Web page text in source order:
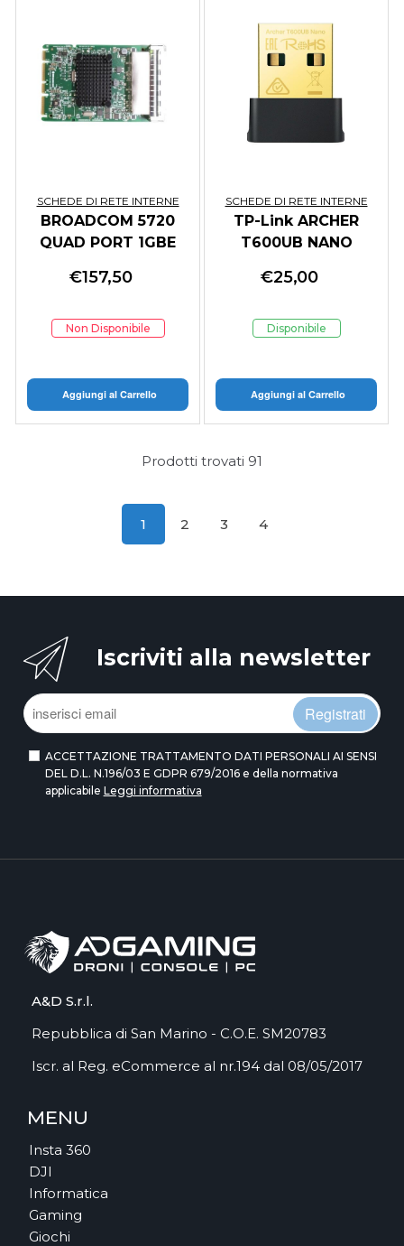
SCHEDE DI RETE INTERNE
BROADCOM 5720
QUAD PORT 1GBE
€157,50
Non Disponibile
Aggiungi al Carrello
SCHEDE DI RETE INTERNE
TP-Link ARCHER
T600UB NANO
adattatore WLAN
€25,00
Disponibile
Aggiungi al Carrello
Prodotti trovati 91
1 2 3 4
Iscriviti alla newsletter
Registrati
ACCETTAZIONE TRATTAMENTO DATI PERSONALI AI SENSI
DEL D.L. N.196/03 E GDPR 679/2016 e della normativa
applicabile Leggi informativa
A&D S.r.l.
Repubblica di San Marino - C.O.E. SM20783
Iscr. al Reg. eCommerce al nr.194 dal 08/05/2017
MENU
Insta 360
DJI
Informatica
Gaming
Giochi